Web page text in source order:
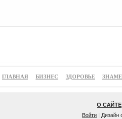
ГЛАВНАЯ БИЗНЕС ЗДОРОВЬЕ
О САЙТЕ
Войти | Дизайн